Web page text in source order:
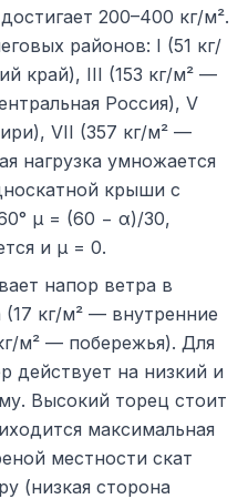
200–400 кг/м².
районов: I (51 кг/
край), III (153 кг/м² —
Россия), V
VII (357 кг/м² —
нагрузка умножается
крыши с
μ = (60 − α)/30,
и μ = 0.
напор ветра в
(17 кг/м² — внутренние
м² — побережья). Для
действует на низкий и
Высокий торец стоит
максимальная
местности скат
(низкая сторона